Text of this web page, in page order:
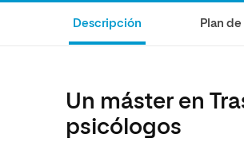
Artes
Humanidades
Descripción Plan
Un máster en
psicólogos